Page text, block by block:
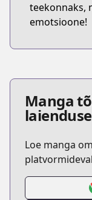
teekonnaks,
emotsioone!
Manga
Loe manga